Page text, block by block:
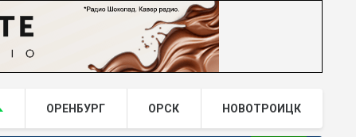
ОРЕНБУРГ ОРСК НОВОТРОИЦК